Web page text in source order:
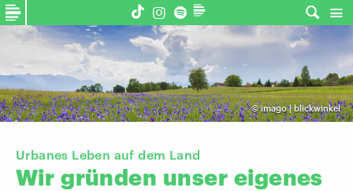
©imago | blickwinkel
Urbanes Leben auf dem Land
Wir gründen unser eigenes